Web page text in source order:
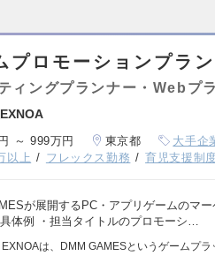
プロモーションプラ
ィングプランナー・Webプ
～ 999万円 東京都 大手企
以上
フレックス勤務 育児支援制
が展開するPC・アプリゲームのマ
体例 ・担当タイトルのプロモーシ…
EXNOAは、DMM GAMESというゲームプ